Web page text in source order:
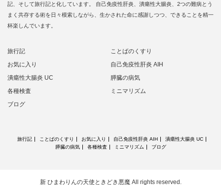
記、そして旅行記と化しています。 自己免疫性肝炎、潰瘍性大腸炎、2つの難病とう
まく共存する術を日々模索しながら、生かされた命に感謝しつつ、できることを精一
杯楽しんでいます。
旅行記
ことばのくすり
お気に入り
自己免疫性肝炎 AIH
潰瘍性大腸炎 UC
膵臓の病気
各種検査
ミニマリズム
ブログ
旅行記 ことばのくすり お気に入り 自己免疫性肝炎 AIH
潰瘍性大腸炎 UC
膵臓の病気
各種検査 ミニマリズム ブログ
新 ひまわりんの天使ときどき悪魔All rights reserved.